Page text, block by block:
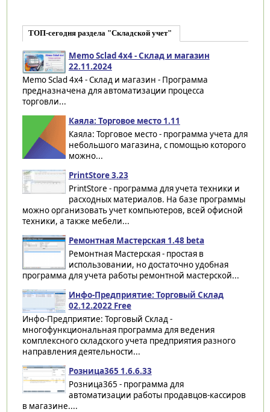
ТОП-сегодня раздела "Складской учет"
Memo Sclad 4x4 - Склад и магазин
22.11.2024
Memo Sclad 4x4 - Склад и магазин - Программа
предназначена для автоматизации процесса
торговли...
Каяла: Торговое место 1.11
Каяла: Торговое место - программа учета для
небольшого магазина, с помощью которого
можно...
PrintStore 3.23
PrintStore - программа для учета техники и
расходных материалов. На базе программы
можно организовать учет компьютеров, всей офисной
техники, а также мебели...
Ремонтная Мастерская 1.48 beta
Ремонтная Мастерская - простая в
использовании, но достаточно удобная
программа для учета работы ремонтной мастерской...
Инфо-Предприятие: Торговый Склад
02.12.2022 Free
Инфо-Предприятие: Торговый Склад -
многофункциональная программа для ведения
комплексного складского учета предприятия разного
направления деятельности...
Розница365 1.6.6.33
Розница365 - программа для
автоматизации работы продавцов-кассиров
в магазине....